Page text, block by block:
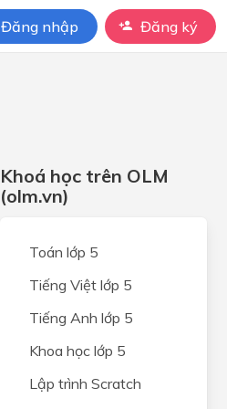
Đăng nhập Đăng ký
Khoá học trên OLM
(olm.vn)
Toán lớp 5
Tiếng Việt lớp 5
Tiếng Anh lớp 5
Khoa học lớp 5
Lập trình Scratch